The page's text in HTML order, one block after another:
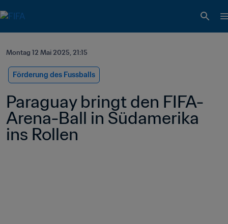
Montag 12 Mai 2025, 21:15
Förderung des Fussballs
Paraguay bringt den FIFA-
Arena-Ball in Südamerika
ins Rollen